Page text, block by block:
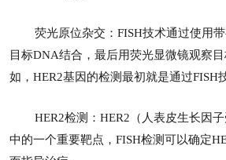
荧光原位杂交：FISH技术通过使用
目标DNA结合，最后用荧光显微镜观察
如，HER2基因的检测最初就是通过FISH
HER2检测：HER2（人表皮生长因
中的一个重要靶点，FISH检测可以确定